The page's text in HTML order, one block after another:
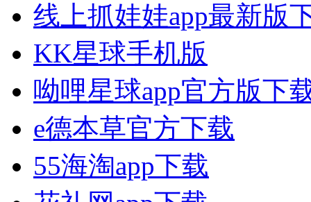
线上抓娃娃app最新版
KK星球手机版
呦哩星球app官方版下
e德本草官方下载
55海淘app下载